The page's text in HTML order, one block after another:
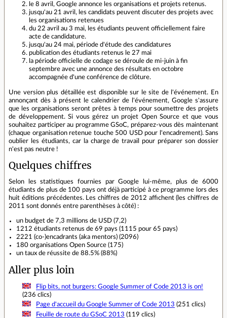
le 8 avril, Google annonce les organisations et projets retenus.
jusqu'au 21 avril, les candidats peuvent discuter des projets avec
les organisations retenues
du 22 avril au 3 mai, les étudiants peuvent officiellement faire
acte de candidature.
jusqu'au 24 mai, période d'étude des candidatures
publication des étudiants retenus le 27 mai
la période officielle de codage se déroule de mi-juin à fin
septembre avec une annonce des résultats en octobre
accompagnée d'une conférence de clôture.
Une version plus détaillée est disponible sur le site de l'événement. En
annonçant dès à présent le calendrier de l'événement, Google s'assure
que les organisations seront prêtes à temps pour soumettre des projets
de développement. Si vous gérez un projet Open Source et que vous
souhaitez participer au programme GSoC, préparez-vous dès maintenant
(chaque organisation retenue touche 500 USD pour l'encadrement). Sans
oublier les étudiants, car la charge de travail pour préparer son dossier
n'est pas neutre !
Quelques chiffres
Selon les statistiques fournies par Google lui-même, plus de 6000
étudiants de plus de 100 pays ont déjà participé à ce programme lors des
huit éditions précédentes. Les chiffres de 2012 affichent (les chiffres de
2011 sont donnés entre parenthèses à côté) :
un budget de 7,3 millions de USD (7,2)
1212 étudiants retenus de 69 pays (1115 pour 65 pays)
2221 (co-)encadrants (aka mentors) (2096)
180 organisations Open Source (175)
un taux de réussite de 88.5% (88%)
Aller plus loin
Flip bits, not burgers: Google Summer of Code 2013 is on!
(236 clics)
Page d'accueil du Google Summer of Code 2013 (251 clics)
Feuille de route du GSoC 2013 (119 clics)